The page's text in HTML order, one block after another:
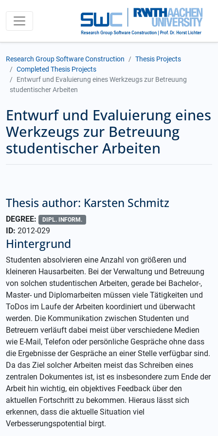
Research Group Software Construction
Thesis Projects
Completed Thesis Projects
Entwurf und Evaluierung eines Werkzeugs zur Betreuung
studentischer Arbeiten
Entwurf und Evaluierung eines
Werkzeugs zur Betreuung
studentischer Arbeiten
Thesis author: Karsten Schmitz
DEGREE: DIPL. INFORM.
ID: 2012-029
Hintergrund
Studenten absolvieren eine Anzahl von größeren und
kleineren Hausarbeiten. Bei der Verwaltung und Betreuung
von solchen studentischen Arbeiten, gerade bei Bachelor-,
Master- und Diplomarbeiten müssen viele Tätigkeiten und
ToDos im Laufe der Arbeiten koordiniert und überwacht
werden. Die Kommunikation zwischen Studenten und
Betreuern verläuft dabei meist über verschiedene Medien
wie E-Mail, Telefon oder persönliche Gespräche ohne dass
die Ergebnisse der Gespräche an einer Stelle verfügbar sind.
Da das Ziel solcher Arbeiten meist das Schreiben eines
zentralen Dokumentes ist, ist es insbesondere zum Ende der
Arbeit hin wichtig, ein objektives Feedback über den
aktuellen Fortschritt zu bekommen. Hieraus lässt sich
erkennen, dass die aktuelle Situation viel
Verbesserungspotential birgt.